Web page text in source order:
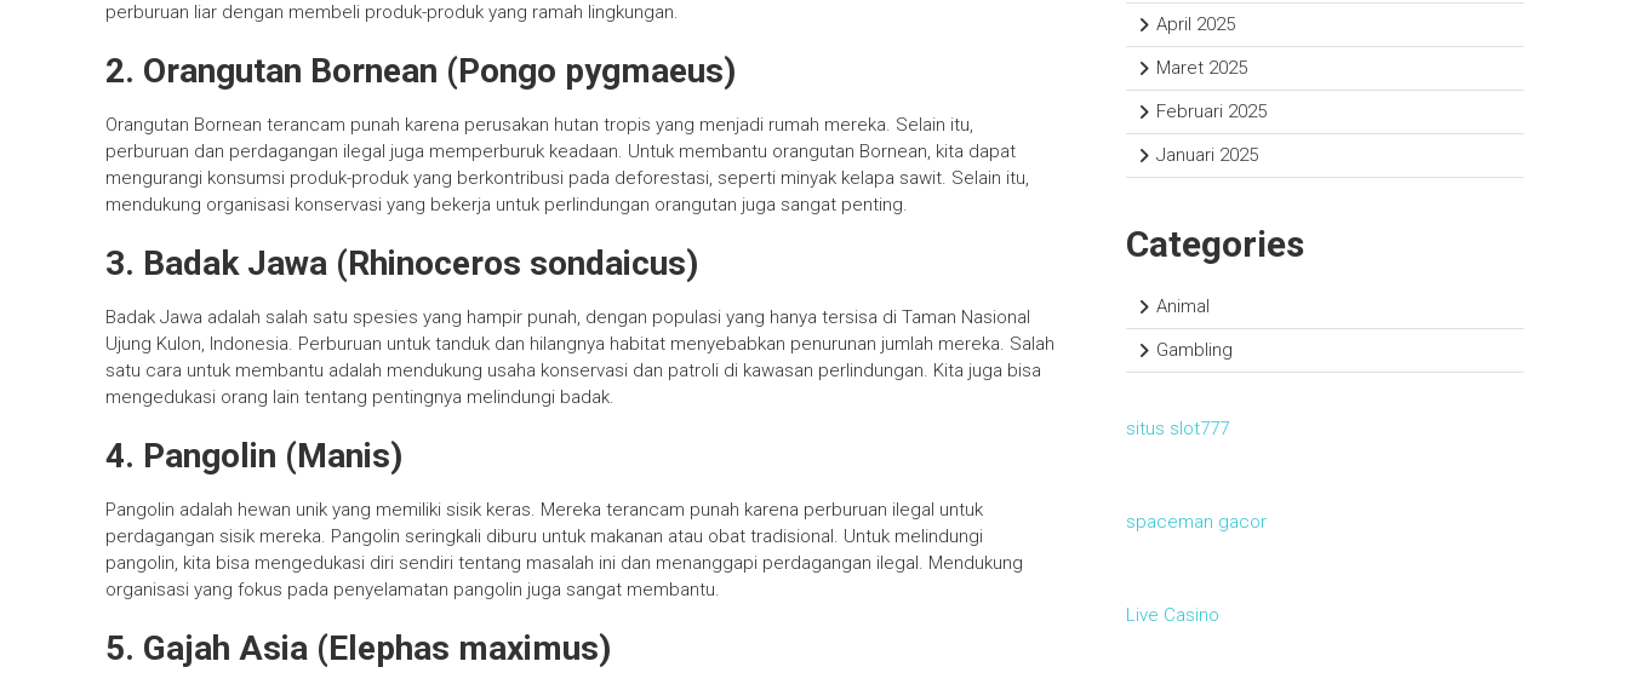
perburuan liar dengan membeli produk-produk yang ramah lingkungan.
2. Orangutan Bornean (Pongo pygmaeus)
Orangutan Bornean terancam punah karena perusakan hutan tropis yang menjadi rumah mereka. Selain itu,
perburuan dan perdagangan ilegal juga memperburuk keadaan. Untuk membantu orangutan Bornean, kita dapat
mengurangi konsumsi produk-produk yang berkontribusi pada deforestasi, seperti minyak kelapa sawit. Selain itu,
mendukung organisasi konservasi yang bekerja untuk perlindungan orangutan juga sangat penting.
3. Badak Jawa (Rhinoceros sondaicus)
Badak Jawa adalah salah satu spesies yang hampir punah, dengan populasi yang hanya tersisa di Taman Nasional
Ujung Kulon, Indonesia. Perburuan untuk tanduk dan hilangnya habitat menyebabkan penurunan jumlah mereka. Salah
satu cara untuk membantu adalah mendukung usaha konservasi dan patroli di kawasan perlindungan. Kita juga bisa
mengedukasi orang lain tentang pentingnya melindungi badak.
4. Pangolin (Manis)
Pangolin adalah hewan unik yang memiliki sisik keras. Mereka terancam punah karena perburuan ilegal untuk
perdagangan sisik mereka. Pangolin seringkali diburu untuk makanan atau obat tradisional. Untuk melindungi
pangolin, kita bisa mengedukasi diri sendiri tentang masalah ini dan menanggapi perdagangan ilegal. Mendukung
organisasi yang fokus pada penyelamatan pangolin juga sangat membantu.
5. Gajah Asia (Elephas maximus)
April 2025
Maret 2025
Februari 2025
Januari 2025
Categories
Animal
Gambling
situs slot777
spaceman gacor
Live Casino